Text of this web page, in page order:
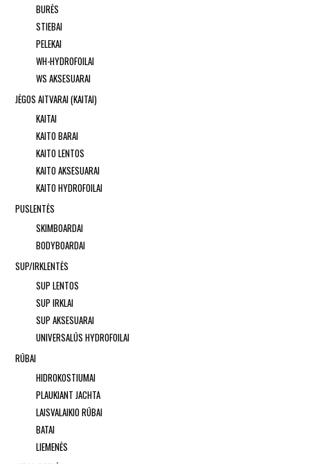
BURĖS
STIEBAI
PELEKAI
WH-HYDROFOILAI
WS AKSESUARAI
JĖGOS AITVARAI (KAITAI)
KAITAI
KAITO BARAI
KAITO LENTOS
KAITO AKSESUARAI
KAITO HYDROFOILAI
PUSLENTĖS
SKIMBOARDAI
BODYBOARDAI
SUP/IRKLENTĖS
SUP LENTOS
SUP IRKLAI
SUP AKSESUARAI
UNIVERSALŪS HYDROFOILAI
RŪBAI
HIDROKOSTIUMAI
PLAUKIANT JACHTA
LAISVALAIKIO RŪBAI
BATAI
LIEMENĖS